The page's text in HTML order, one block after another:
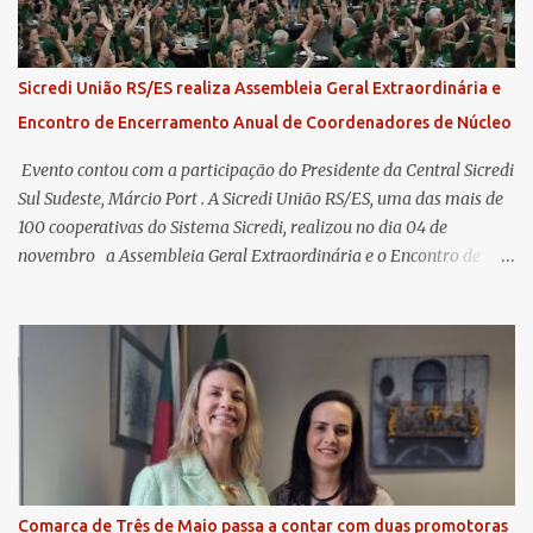
Sicredi União RS/ES realiza Assembleia Geral Extraordinária e
Encontro de Encerramento Anual de Coordenadores de Núcleo
​ Evento contou com a participação do Presidente da Central Sicredi
Sul Sudeste, Márcio Port . A Sicredi União RS/ES, uma das mais de
100 cooperativas do Sistema Sicredi, realizou no dia 04 de
novembro a Assembleia Geral Extraordinária e o Encontro de
futuro. O evento ocorreu presencialmente em Santa Rosa/RS com
transmissão simultânea para os coordenadores capixabas, que
estavam reunidos em Cachoeiro de Itapemirim / ES. Durante a
Assembleia Geral Extraordinária, foram debatidas e aprovadas
pautas estratégicas, como a atualização da Política de
Remuneração dos Administradores Estatutários e do regulamento
do Fundo Social, reforçando o compromisso da cooperativa com a
Comarca de Três de Maio passa a contar com duas promotoras